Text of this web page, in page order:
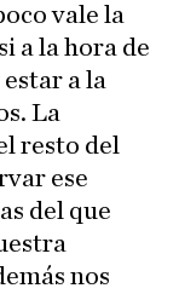
vale la
a la hora de
a la
La
resto del
ese
del que
nos